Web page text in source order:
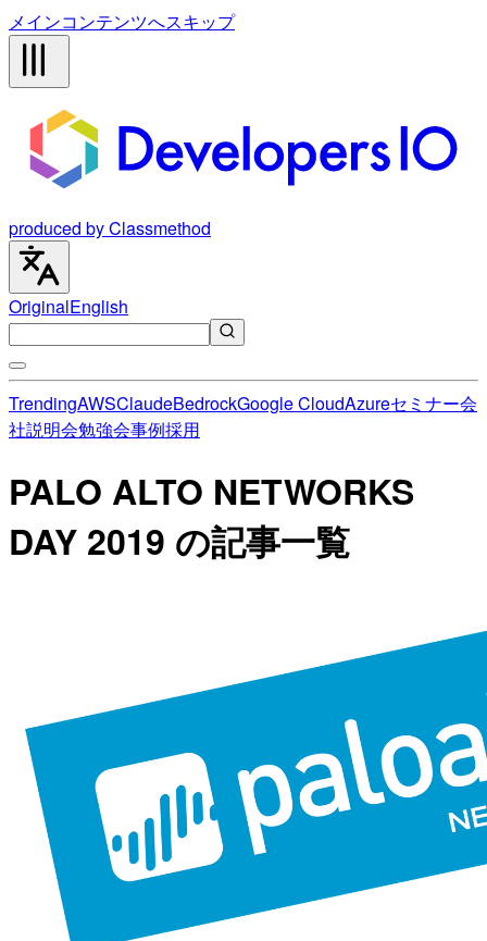
メインコンテンツへスキップ
produced by Classmethod
OriginalEnglish
TrendingAWSClaudeBedrockGoogle CloudAzureセミナー会
社説明会勉強会事例採用
PALO ALTO NETWORKS
DAY 2019 の記事一覧